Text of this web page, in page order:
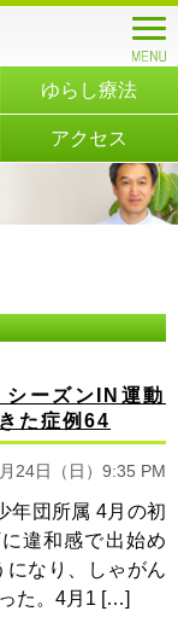
ゆらし療法
アクセス
ーズンIN運動
た症例64
24日（日）9:35 PM
団所属 4月の初
違和感で出始め
になり、しゃがん
た。4月1 […]